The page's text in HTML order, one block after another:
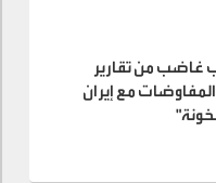
غاضب من تقارير
مع إيران